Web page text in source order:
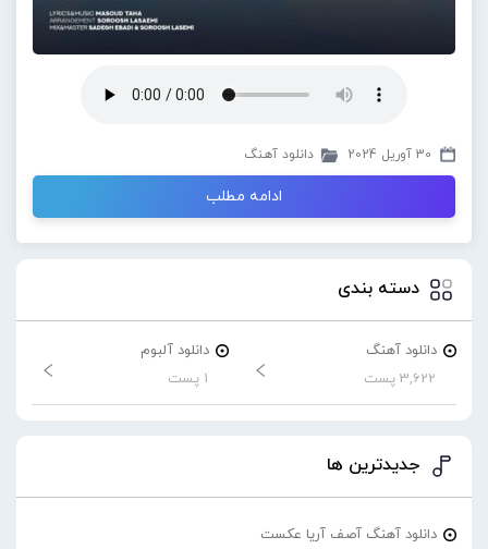
30 آوریل 2024 دانلود آهنگ
ادامه مطلب
دسته بندی
دانلود آهنگ
3,622 پست
دانلود آلبوم
1 پست
جدیدترین ها
دانلود آهنگ آصف آریا عکست